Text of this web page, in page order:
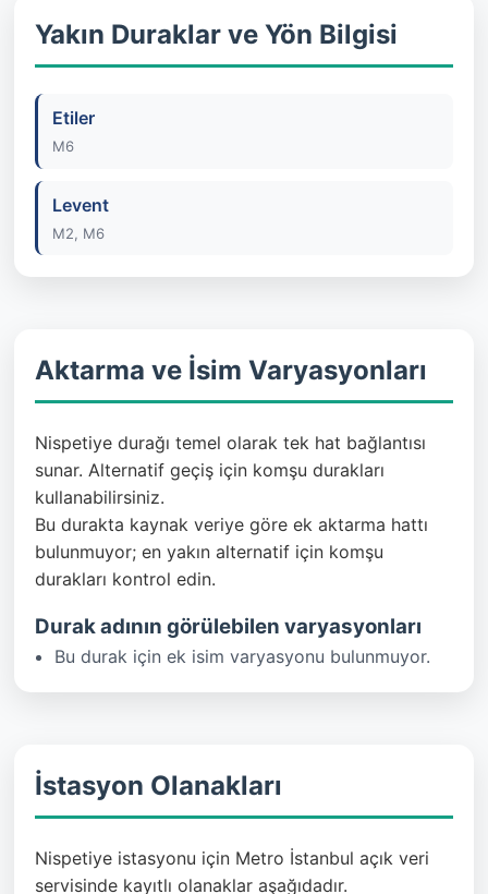
Yakın Duraklar ve Yön Bilgisi
Etiler
M6
Levent
M2, M6
Aktarma ve İsim Varyasyonları
Nispetiye durağı temel olarak tek hat bağlantısı
sunar. Alternatif geçiş için komşu durakları
kullanabilirsiniz.
Bu durakta kaynak veriye göre ek aktarma hattı
bulunmuyor; en yakın alternatif için komşu
durakları kontrol edin.
Durak adının görülebilen varyasyonları
Bu durak için ek isim varyasyonu bulunmuyor.
İstasyon Olanakları
Nispetiye istasyonu için Metro İstanbul açık veri
servisinde kayıtlı olanaklar aşağıdadır.